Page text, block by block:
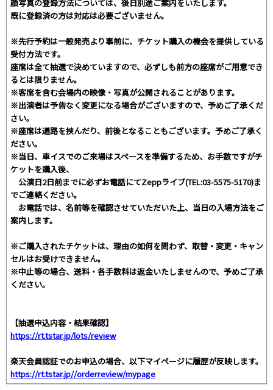
顔写真の登録方法については、後日別途ご案内をいたします。
既に登録済の方は対応は必要ございません。
※先行予約は一般発売より事前に、チケット購入の機会を提供している
受付方法です。
座席は全て抽選で決めていますので、必ずしも前方の座席がご用意でき
るとは限りません。
※客席を含む会場内の映像・写真が公開されることがあります。
※出演者は予告なく変更になる場合がございますので、予めご了承くだ
さい。
※座席は通路を挟んだり、前後となることもございます。予めご了承く
ださい。
※当日、車イスでのご来場はスペースを準備するため、お手数ですがチ
ケットを購入後、
公演日2日前までに必ずお電話にてZeppライブ(TEL:03-5575-5170)ま
でご連絡ください。
お電話では、名前等を確認させていただいた上、当日の入場方法をご
案内します。
※ご購入されたチケットは、理由の如何を問わず、取替・変更・キャン
セルはお受けできません。
※中止等の場合、送料・各手数料は返金いたしませんので、予めご了承
ください。
【抽選申込内容・結果確認】
https://rt.tstar.jp/lots/review
楽天会員認証でのお申込の場合、以下マイページに履歴が反映します。
https://rt.tstar.jp//orderreview/mypage